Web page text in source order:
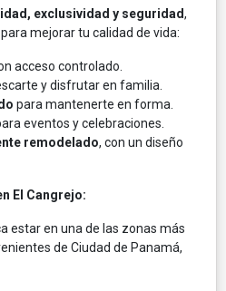
exclusividad y seguridad,
mejorar tu calidad de vida:
acceso controlado.
y disfrutar en familia.
para mantenerte en forma.
eventos y celebraciones.
remodelado, con un diseño
El Cangrejo:
estar en una de las zonas más
de Ciudad de Panamá,